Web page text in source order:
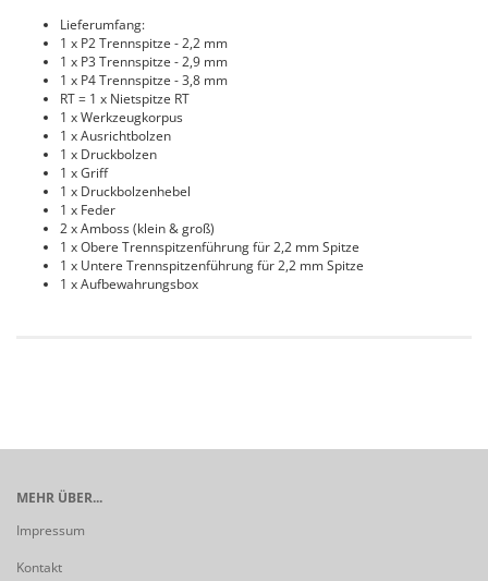
Lieferumfang:
1 x P2 Trennspitze - 2,2 mm
1 x P3 Trennspitze - 2,9 mm
1 x P4 Trennspitze - 3,8 mm
RT = 1 x Nietspitze RT
1 x Werkzeugkorpus
1 x Ausrichtbolzen
1 x Druckbolzen
1 x Griff
1 x Druckbolzenhebel
1 x Feder
2 x Amboss (klein & groß)
1 x Obere Trennspitzenführung für 2,2 mm Spitze
1 x Untere Trennspitzenführung für 2,2 mm Spitze
1 x Aufbewahrungsbox
MEHR ÜBER...
Impressum
Kontakt